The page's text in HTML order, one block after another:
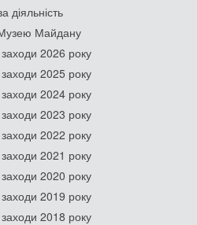
діяльність
Майдану
2026 року
2025 року
2024 року
2023 року
2022 року
2021 року
2020 року
2019 року
2018 року